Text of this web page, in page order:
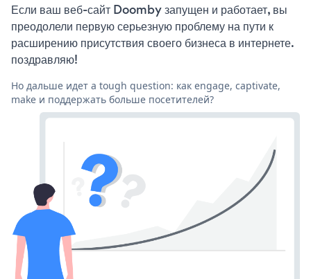
Если ваш веб-сайт Doomby запущен и работает, вы
преодолели первую серьезную проблему на пути к
расширению присутствия своего бизнеса в интернете.
поздравляю!
Но дальше идет a tough question: как engage, captivate,
make и поддержать больше посетителей?